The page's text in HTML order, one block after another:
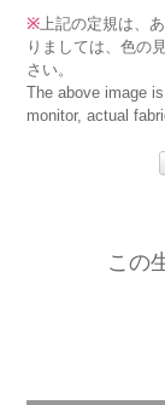
※上記の定規は、
りましては、色の
さい。
The above image
monitor, actual
この